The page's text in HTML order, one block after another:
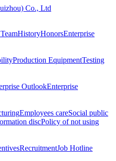
HistoryHonorsEnterprise
Production EquipmentTesting
OutlookEnterprise
Employees careSocial public
discPolicy of not using
RecruitmentJob Hotline